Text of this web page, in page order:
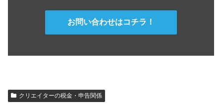
お問い合わせはコチラ！
クリエイターの税金・申告関係